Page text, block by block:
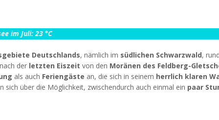
im Juli: 23 °C
Deutschlands, nämlich im südlichen Schwarzwald,
der letzten Eiszeit von den Moränen des Feldberg-
als auch Feriengäste an, die sich in seinem herrlich klaren
sich über die Möglichkeit, zwischendurch auch einmal ein paar